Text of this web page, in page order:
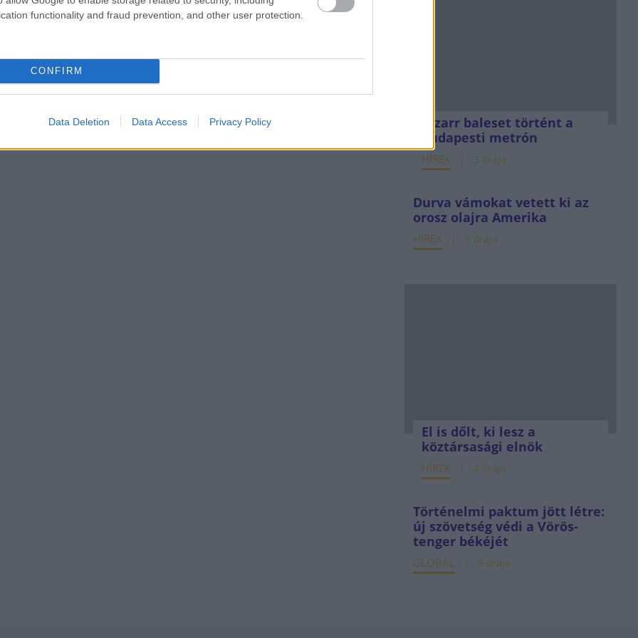
functionality and fraud prevention, and other user protection.
CONFIRM
Data Deletion Data Access Privacy Policy
Bizarr baleset történt a
budapesti metrón
HÍREK 3 órája
Durva vámokat vetett ki az
orosz olajra Amerika
HÍREK 3 órája
El is dőlt, ki lesz a
köztársasági elnök
HÍREK 4 órája
Történelmi paktum jött létre:
új szövetség védi a Vörös-
tenger békéjét
GLOBÁL 5 órája